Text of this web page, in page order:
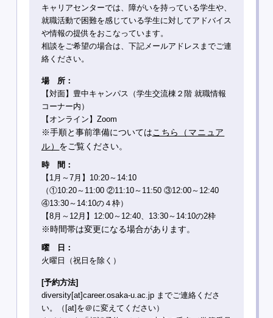
キャリアセンターでは、障がいを持っている学生や、
就職活動で困難を感じている学生に対してアドバイス
や情報の提供をおこなっています。
相談をご希望の場合は、下記メールアドレスまでご連
絡ください。
場 所：
【対面】豊中キャンパス（学生交流棟２階 就職情報
コーナー内）
【オンライン】Zoom
※手順と事前準備についてはこちら（マニュア
ル） をご覧ください。
時 間：
【1月～7月】10:20～14:10
（①10:20～11:00 ②11:10～11:50 ③12:00～12:40
④13:30～14:10の４枠）
【8月～12月】12:00～12:40、13:30～14:10の2枠
※時間帯は変更になる場合があります。
曜 日：
火曜日（祝日を除く）
[予約方法]
diversity[at]career.osaka-u.ac.jp までご連絡くださ
い。（[at]を＠に変えてください）